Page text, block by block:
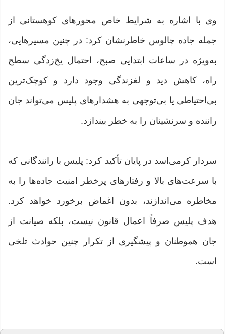
وی با اشاره به شرایط خاص محورهای کوهستانی از
جمله جاده چالوس خاطرنشان کرد: در چنین مسیرهایی،
به‌ویژه در ساعات ابتدایی صبح، احتمال یخ‌زدگی سطح
راه، کاهش دید و لغزندگی وجود دارد و کوچک‌ترین
بی‌احتیاطی یا بی‌توجهی به هشدارهای پلیس می‌تواند جان
راننده و سرنشینان را به خطر بیندازد.
سردار کرمی‌اسد در پایان تأکید کرد: پلیس با رانندگانی که
با سرعت‌های بالا و رفتارهای پرخطر امنیت جاده‌ها را به
مخاطره می‌اندازند، بدون اغماض برخورد خواهد کرد.
هدف پلیس صرفاً اعمال قانون نیست، بلکه صیانت از
جان هموطنان و پیشگیری از تکرار چنین حوادث تلخی
است.